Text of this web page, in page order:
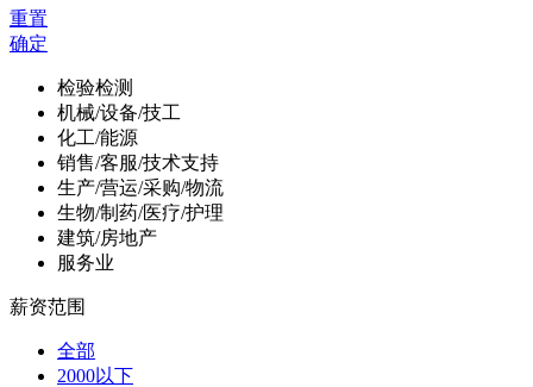
重置
确定
检验检测
机械/设备/技工
化工/能源
销售/客服/技术支持
生产/营运/采购/物流
生物/制药/医疗/护理
建筑/房地产
服务业
薪资范围
全部
2000以下